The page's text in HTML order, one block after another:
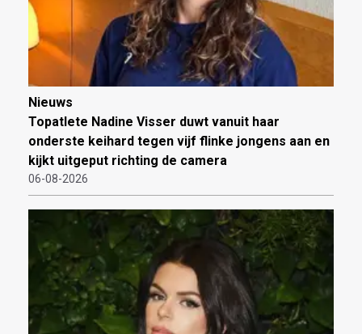
Nieuws
Topatlete Nadine Visser duwt vanuit haar
onderste keihard tegen vijf flinke jongens aan en
kijkt uitgeput richting de camera
06-08-2026